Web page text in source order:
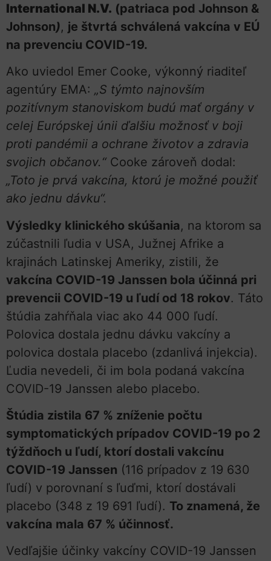
International N.V. (patriaca pod Johnson &
Johnson), je štvrtá schválená vakcína v EÚ
na prevenciu COVID-19.
Ako uviedol Emer Cooke, výkonný riaditeľ
agentúry EMA: „S týmto najnovším
pozitívnym stanoviskom budú mať orgány v
celej Európskej únii ďalšiu možnosť v boji
proti pandémii a ochrane životov a zdravia
svojich občanov.“ Cooke zároveň dodal:
„Toto je prvá vakcína, ktorú je možné použiť
ako jednu dávku“.
Výsledky klinického skúšania, na ktorom sa
zúčastnili ľudia v USA, Južnej Afrike a
krajinách Latinskej Ameriky, zistili, že
vakcína COVID-19 Janssen bola účinná pri
prevencii COVID-19 u ľudí od 18 rokov. Táto
štúdia zahŕňala viac ako 44 000 ľudí.
Polovica dostala jednu dávku vakcíny a
polovica dostala placebo (zdanlivá injekcia).
Ľudia nevedeli, či im bola podaná vakcína
COVID-19 Janssen alebo placebo.
Štúdia zistila 67 % zníženie počtu
symptomatických prípadov COVID-19 po 2
týždňoch u ľudí, ktorí dostali vakcínu
COVID-19 Janssen (116 prípadov z 19 630
ľudí) v porovnaní s ľuďmi, ktorí dostávali
placebo (348 z 19 691 ľudí). To znamená, že
vakcína mala 67 % účinnosť.
Vedľajšie účinky vakcíny COVID-19 Janssen